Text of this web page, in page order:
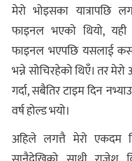
मेरो भोइसका यात्रापछि
फाइनल भएको थियो, यही
फाइनल भएपछि यसलाई
भन्ने सोचिरहेको थिएँ। तर
गर्दा, सबैतिर टाइम दिन
वर्ष होल्ड भयो।
अहिले लगत्तै मेरो एकदम